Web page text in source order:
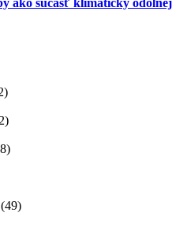
ako súčasť klimaticky odolnej
(49)